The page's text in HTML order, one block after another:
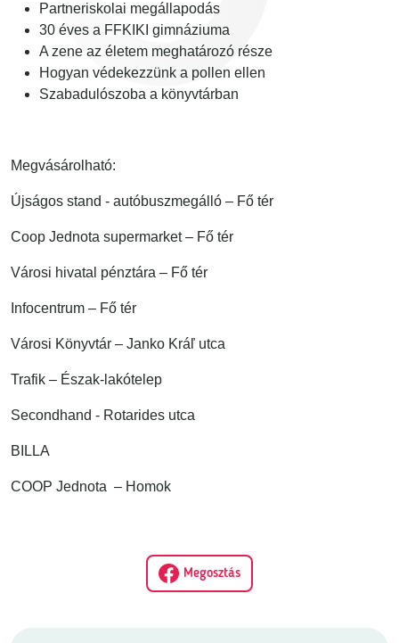
Partneriskolai megállapodás
30 éves a FFKIKI gimnáziuma
A zene az életem meghatározó része
Hogyan védekezzünk a pollen ellen
Szabadulószoba a könyvtárban
Megvásárolható:
Újságos stand - autóbuszmegálló – Fő tér
Coop Jednota supermarket – Fő tér
Városi hivatal pénztára – Fő tér
Infocentrum – Fő tér
Városi Könyvtár – Janko Kráľ utca
Trafik – Észak-lakótelep
Secondhand - Rotarides utca
BILLA
COOP Jednota – Homok
Megosztás